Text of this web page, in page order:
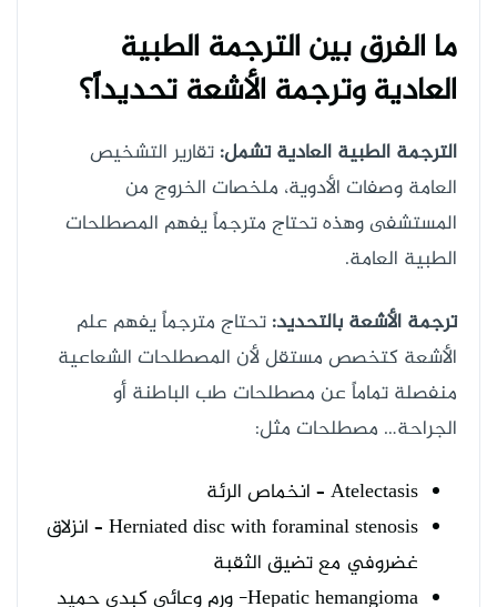
ما الفرق بين الترجمة الطبية
العادية وترجمة الأشعة تحديداً؟
الترجمة الطبية العادية تشمل: تقارير التشخيص
العامة وصفات الأدوية، ملخصات الخروج من
المستشفى وهذه تحتاج مترجماً يفهم المصطلحات
الطبية العامة.
ترجمة الأشعة بالتحديد: تحتاج مترجماً يفهم علم
الأشعة كتخصص مستقل لأن المصطلحات الشعاعية
منفصلة تماماً عن مصطلحات طب الباطنة أو
الجراحة… مصطلحات مثل:
Atelectasis – انخماص الرئة
Herniated disc with foraminal stenosis – انزلاق
غضروفي مع تضيق الثقبة
Hepatic hemangioma- ورم وعائي كبدي حميد